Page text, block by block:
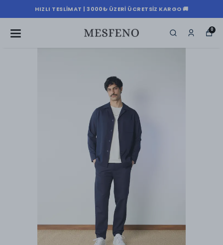
HIZLI TESLIMAT | 3000₺ ÜZERI ÜCRETSIZ KARGO 🚚
0